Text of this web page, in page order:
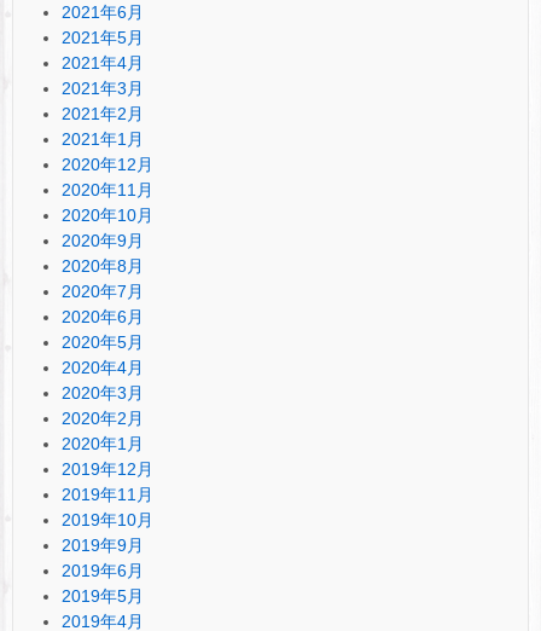
2021年6月
2021年5月
2021年4月
2021年3月
2021年2月
2021年1月
2020年12月
2020年11月
2020年10月
2020年9月
2020年8月
2020年7月
2020年6月
2020年5月
2020年4月
2020年3月
2020年2月
2020年1月
2019年12月
2019年11月
2019年10月
2019年9月
2019年6月
2019年5月
2019年4月